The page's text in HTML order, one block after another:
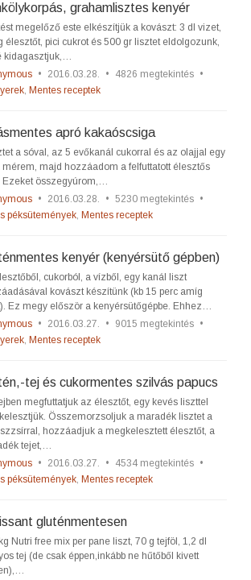
grahamlisztes kenyér
megelőző este elkészítjük a kovászt: 3 dl vizet,
élesztőt, pici cukrot és 500 gr lisztet eldolgozunk,
kidagasztjuk,…
• 2016.03.28. • 4826 megtekintés •
, Mentes receptek
apró kakaóscsiga
a sóval, az 5 evőkanál cukorral és az olajjal egy
mérem, majd hozzáadom a felfuttatott élesztős
Ezeket összegyúrom,…
• 2016.03.28. • 5230 megtekintés •
péksütemények, Mentes receptek
kenyér (kenyérsütő gépben)
cukorból, a vízből, egy kanál liszt
kovászt készítünk (kb 15 perc amíg
Ez megy először a kenyérsütőgépbe. Ehhez…
• 2016.03.27. • 9015 megtekintés •
, Mentes receptek
tej és cukormentes szilvás papucs
megfuttatjuk az élesztőt, egy kevés liszttel
Összemorzsoljuk a maradék lisztet a
hozzáadjuk a megkelesztett élesztőt, a
tejet,…
• 2016.03.27. • 4534 megtekintés •
péksütemények, Mentes receptek
gluténmentesen
Nutri free mix per pane liszt, 70 g tejföl, 1,2 dl
tej (de csak éppen,inkább ne hűtőből kivett